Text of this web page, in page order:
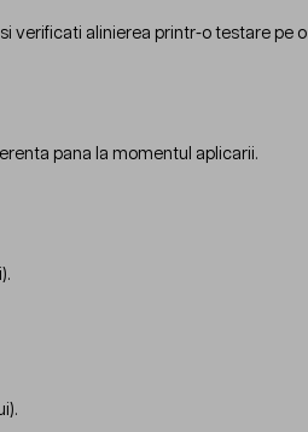
verificati alinierea printr-o testare pe
pana la momentul aplicarii.